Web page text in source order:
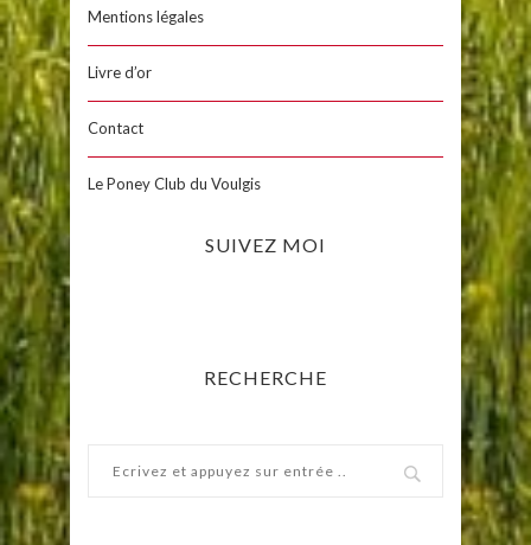
Mentions légales
Livre d’or
Contact
Le Poney Club du Voulgis
SUIVEZ MOI
RECHERCHE